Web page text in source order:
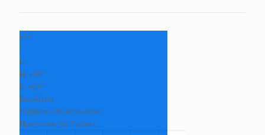
+34
°
C
H: +39°
L: +25°
Καρδίτσα
Σάββατο, 08 Αύγουστος
Πρόγνωση για 7 μέρες